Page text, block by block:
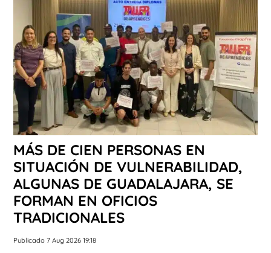
MÁS DE CIEN PERSONAS EN
SITUACIÓN DE VULNERABILIDAD,
ALGUNAS DE GUADALAJARA, SE
FORMAN EN OFICIOS
TRADICIONALES
Publicado 7 Aug 2026 19:18